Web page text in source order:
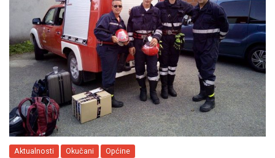
Aktualnosti Okučani Općine